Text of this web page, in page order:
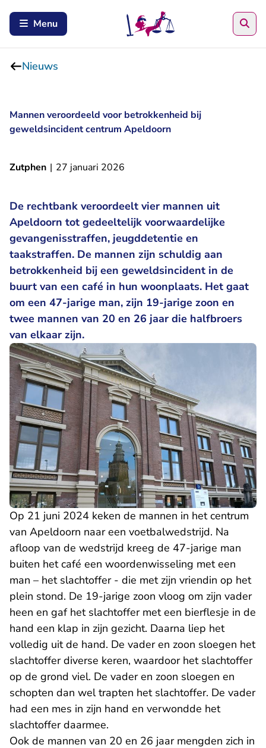
Menu
Nieuws
Mannen veroordeeld voor betrokkenheid bij
geweldsincident centrum Apeldoorn
Zutphen | 27 januari 2026
De rechtbank veroordeelt vier mannen uit
Apeldoorn tot gedeeltelijk voorwaardelijke
gevangenisstraffen, jeugddetentie en
taakstraffen. De mannen zijn schuldig aan
betrokkenheid bij een geweldsincident in de
buurt van een café in hun woonplaats. Het gaat
om een 47-jarige man, zijn 19-jarige zoon en
twee mannen van 20 en 26 jaar die halfbroers
van elkaar zijn.
Op 21 juni 2024 keken de mannen in het centrum
van Apeldoorn naar een voetbalwedstrijd. Na
afloop van de wedstrijd kreeg de 47-jarige man
buiten het café een woordenwisseling met een
man – het slachtoffer - die met zijn vriendin op het
plein stond. De 19-jarige zoon vloog om zijn vader
heen en gaf het slachtoffer met een bierflesje in de
hand een klap in zijn gezicht. Daarna liep het
volledig uit de hand. De vader en zoon sloegen het
slachtoffer diverse keren, waardoor het slachtoffer
op de grond viel. De vader en zoon sloegen en
schopten dan wel trapten het slachtoffer. De vader
had een mes in zijn hand en verwondde het
slachtoffer daarmee.
Ook de mannen van 20 en 26 jaar mengden zich in